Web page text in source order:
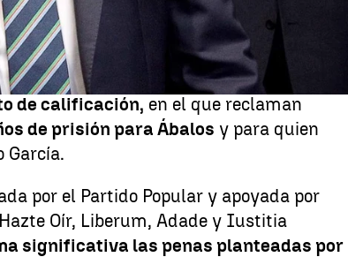
Ábalos.
caso Koldo avanza ahora hacia un punto
las acusaciones populareshayan
de calificación, en el que reclaman
de prisión para Ábalos y para quien
García.
por el Partido Popular y apoyada por
Oír, Liberum, Adade y Iustitia
significativa las penas planteadas por